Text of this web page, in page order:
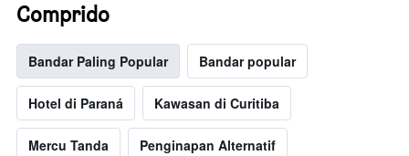
Comprido
Bandar Paling Popular Bandar popular
Hotel di Paraná Kawasan di Curitiba
Mercu Tanda Penginapan Alternatif